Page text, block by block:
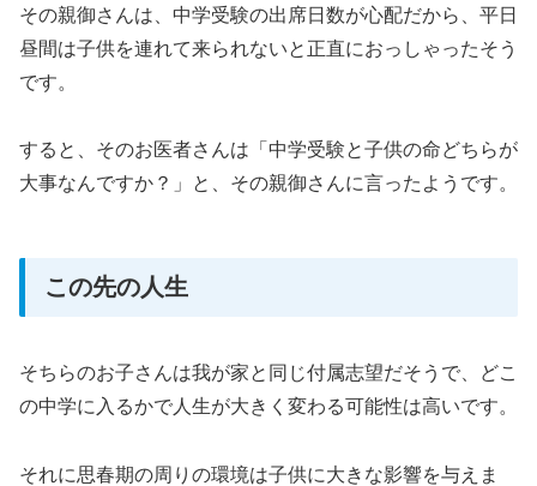
その親御さんは、中学受験の出席日数が心配だから、平日
昼間は子供を連れて来られないと正直におっしゃったそう
です。
すると、そのお医者さんは「中学受験と子供の命どちらが
大事なんですか？」と、その親御さんに言ったようです。
この先の人生
そちらのお子さんは我が家と同じ付属志望だそうで、どこ
の中学に入るかで人生が大きく変わる可能性は高いです。
それに思春期の周りの環境は子供に大きな影響を与えま